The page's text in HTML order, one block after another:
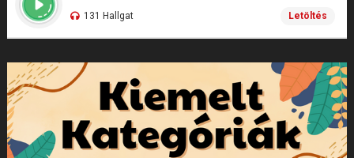
131 Hallgat Letöltés